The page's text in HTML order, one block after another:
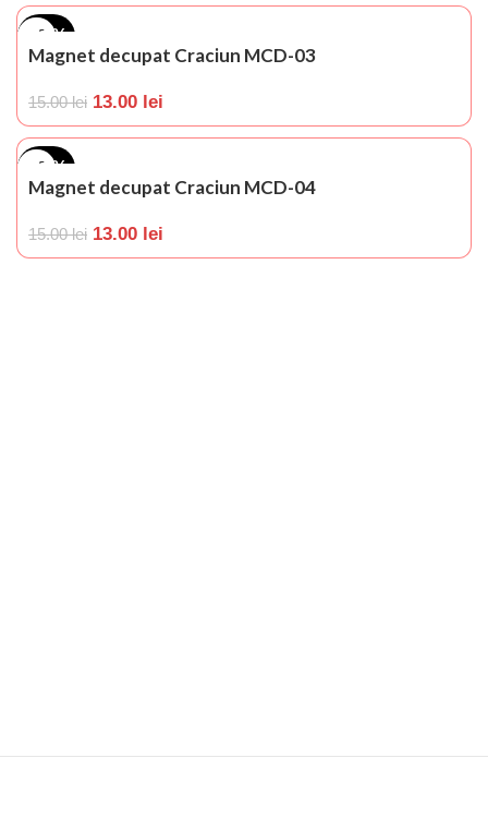
-13%
Magnet decupat Craciun MCD-03
15.00lei 13.00 lei
-13%
Magnet decupat Craciun MCD-04
15.00lei 13.00 lei